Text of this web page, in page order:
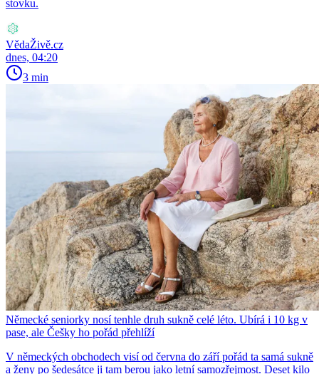
stovku.
VědaŽivě.cz
dnes, 04:20
3 min
Německé seniorky nosí tenhle druh sukně celé léto. Ubírá i 10 kg v
pase, ale Češky ho pořád přehlíží
V německých obchodech visí od června do září pořád ta samá sukně
a ženy po šedesátce ji tam berou jako letní samozřejmost. Deset kilo